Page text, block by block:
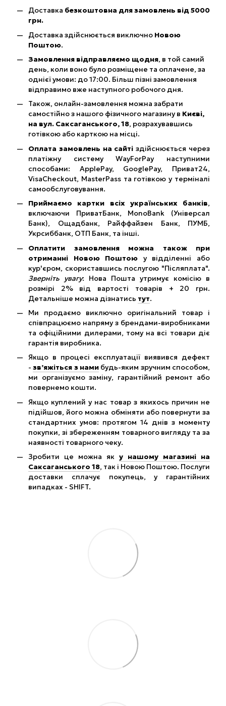
Доставка безкоштовна для замовлень від 5000
грн.
Доставка здійснюється виключно Новою
Поштою.
Замовлення відправляємо щодня, в той самий
день, коли воно було розміщене та оплачене, за
однієї умови: до 17:00. Більш пізні замовлення
відправимо вже наступного робочого дня.
Також, онлайн-замовлення можна забрати
самостійно з нашого фізичного магазину в Києві,
на вул. Саксаганського, 18, розрахувавшись
готівкою або карткою на місці.
Оплата замовлень на сайтіздійснюється через
платіжну систему WayForPay наступними
способами: ApplePay, GooglePay, Приват24,
VisaCheckout, MasterPass та готівкою у терміналі
самообслуговування.
Приймаємо картки всіх українських банків,
включаючи ПриватБанк, MonoBank (Універсал
Банк), Ощадбанк, Райффайзен Банк, ПУМБ,
Укрсиббанк, ОТП Банк, та інші.
Оплатити замовлення можна також при
отриманні Новою Поштою у відділенні або
кур'єром, скориставшись послугою "Післяплата".
Зверніть увагу: Нова Пошта утримує комісію в
розмірі 2% від вартості товарів + 20 грн.
Детальніше можна дізнатись тут.
Ми продаємо виключно оригінальний товар і
співпрацюємо напряму з брендами-виробниками
та офіційними дилерами, тому на всі товари діє
гарантія виробника.
Якщо в процесі експлуатації виявився дефект
-зв’яжіться з нами будь-яким зручним способом,
ми організуємо заміну, гарантійний ремонт або
повернемо кошти.
Якщо куплений у нас товар з якихось причин не
підійшов, його можна обміняти або повернути за
стандартних умов: протягом 14 днів з моменту
покупки, зі збереженням товарного вигляду та за
наявності товарного чеку.
Зробити це можна як у нашому магазині на
Саксаганського 18, так і Новою Поштою. Послуги
доставки сплачує покупець, у гарантійних
випадках - SHIFT.